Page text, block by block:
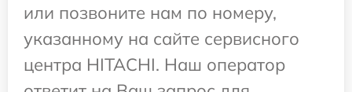
или позвоните нам по номеру,
указанному на сайте сервисного
центра HITACHI. Наш оператор